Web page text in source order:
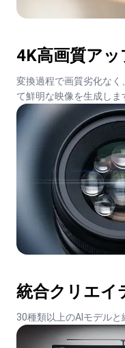
4K高画質ア
変換過程で画質劣化なく
て鮮明な映像を生成しま
統合クリエイ
30種類以上のAIモデルと